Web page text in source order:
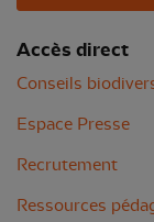
Accès direct
Conseils
Espace Presse
Recrutement
Ressources